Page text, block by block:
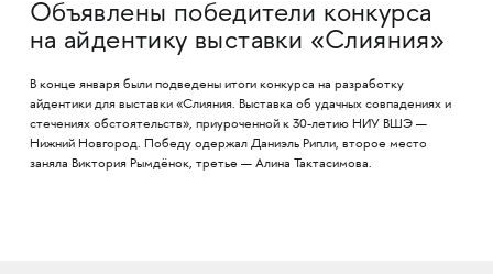
Объявлены победители конкурса
на айдентику выставки «Слияния»
В конце января были подведены итоги конкурса на разработку
айдентики для выставки «Слияния. Выставка об удачных совпадениях и
стечениях обстоятельств», приуроченной к 30-летию НИУ ВШЭ —
Нижний Новгород. Победу одержал Даниэль Рипли, второе место
заняла Виктория Рымдёнок, третье — Алина Тактасимова.